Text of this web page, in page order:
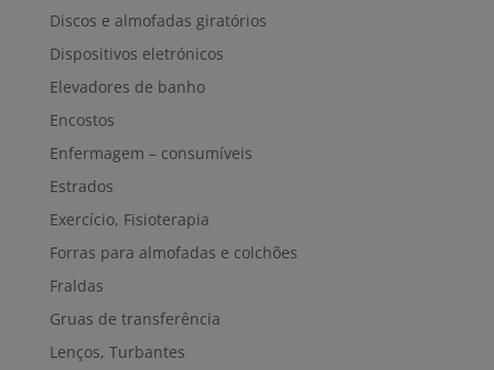
Discos e almofadas giratórios
Dispositivos eletrónicos
Elevadores de banho
Encostos
Enfermagem – consumíveis
Estrados
Exercício, Fisioterapia
Forras para almofadas e colchões
Fraldas
Gruas de transferência
Lenços, Turbantes